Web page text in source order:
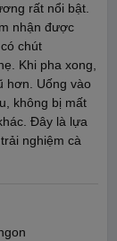
rất nổi bật.
nhận được
chút
Khi pha xong,
hơn. Uống vào
không bị mất
Đây là lựa
nghiệm cà